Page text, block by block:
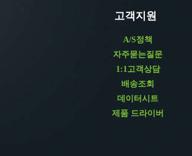
고객지원
A/S정책
자주묻는질문
1:1고객상담
배송조회
데이터시트
제품 드라이버